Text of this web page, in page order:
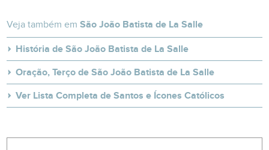
Veja também emSão João Batista de La Salle
História de São João Batista de La Salle
Oração, Terço de São João Batista de La Salle
Ver Lista Completa de Santos e Ícones Católicos